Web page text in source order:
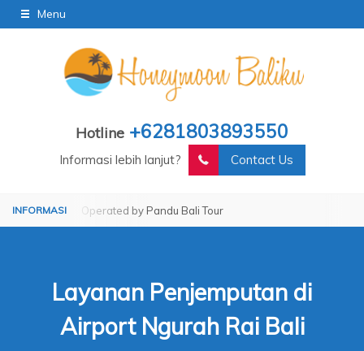
Menu
Hotline +6281803893550
Informasi lebih lanjut? Contact Us
Operated by Pandu Bali Tour
Layanan Penjemputan di
Airport Ngurah Rai Bali